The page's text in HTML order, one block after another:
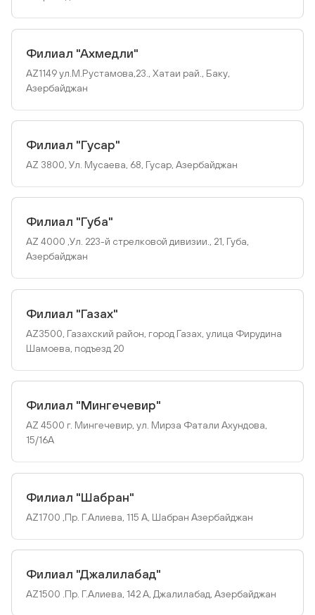
Филиал "Ахмедли"
AZ1149 ул.M.Рустамова,23., Хатаи рай., Баку,
Азербайджан
Филиал "Гусар"
AZ 3800, Ул. Мусаева, 68, Гусар, Азербайджан
Филиал "Губа"
AZ 4000 ,Ул. 223-й стрелковой дивизии., 21, Губа,
Азербайджан
Филиал "Газах"
AZ3500, Газахский район, город Газах, улица Фирудина
Шамоева, подъезд 20
Филиал "Мингечевир"
AZ 4500 г. Мингечевир, ул. Мирза Фатали Ахундова,
15/16А
Филиал "Шабран"
AZ1700 ,Пр. Г.Алиева, 115 А, Шабран Азербайджан
Филиал "Джалилабад"
AZ1500 .Пр. Г.Алиева, 142 А, Джалилабад, Азербайджан